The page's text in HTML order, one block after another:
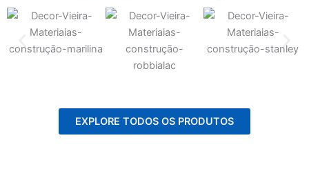
EXPLORE TODOS OS PRODUTOS